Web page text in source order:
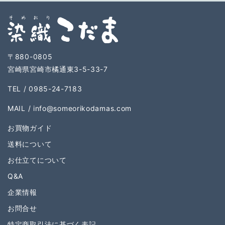
〒880-0805
宮崎県宮崎市橘通東3-5-33-7
TEL / 0985-24-7183
MAIL / info@someorikodamas.com
お買物ガイド
送料について
お仕立てについて
Q&A
企業情報
お問合せ